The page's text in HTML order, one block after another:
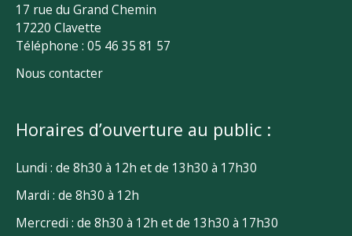
17 rue du Grand Chemin
17220 Clavette
Téléphone : 05 46 35 81 57
Nous contacter
Horaires d’ouverture au public :
Lundi : de 8h30 à 12h et de 13h30 à 17h30
Mardi : de 8h30 à 12h
Mercredi : de 8h30 à 12h et de 13h30 à 17h30